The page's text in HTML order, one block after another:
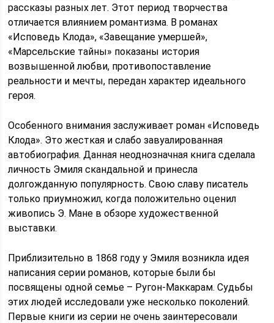
рассказы разных лет. Этот период творчества
отличается влиянием романтизма. В романах
«Исповедь Клода», «Завещание умершей»,
«Марсельские тайны» показаны история
возвышенной любви, противопоставление
реальности и мечты, передан характер идеального
героя.
Особенного внимания заслуживает роман «Исповедь
Клода». Это жесткая и слабо завуалированная
автобиография. Данная неоднозначная книга сделала
личность Эмиля скандальной и принесла
долгожданную популярность. Свою славу писатель
только приумножил, когда положительно оценил
живопись Э. Мане в обзоре художественной
выставки.
Приблизительно в 1868 году у Эмиля возникла идея
написания серии романов, которые были бы
посвящены одной семье – Ругон-Маккарам. Судьбы
этих людей исследовали уже несколько поколений.
Первые книги из серии не очень заинтересовали